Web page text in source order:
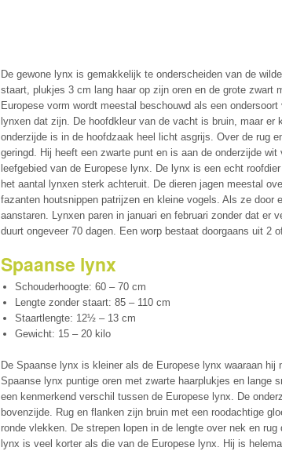
De gewone lynx is gemakkelijk te onderscheiden van de
staart, plukjes 3 cm lang haar op zijn oren en de grote zwart
Europese vorm wordt meestal beschouwd als een
lynxen dat zijn. De hoofdkleur van de vacht is bruin, maar er
onderzijde is in de hoofdzaak heel licht asgrijs. Over de rug
geringd. Hij heeft een zwarte punt en is aan de onderzijde
leefgebied van de Europese lynx. De lynx is een echt
het aantal lynxen sterk achteruit. De dieren jagen meestal
fazanten houtsnippen patrijzen en kleine vogels. Als ze door
aanstaren. Lynxen paren in januari en februari zonder dat er
duurt ongeveer 70 dagen. Een worp bestaat doorgaans uit 2
Spaanse lynx
Schouderhoogte: 60 – 70 cm
Lengte zonder staart: 85 – 110 cm
Staartlengte: 12½ – 13 cm
Gewicht: 15 – 20 kilo
De Spaanse lynx is kleiner als de Europese lynx waaraan
Spaanse lynx puntige oren met zwarte haarplukjes en lange
een kenmerkend verschil tussen de Europese lynx. De
bovenzijde. Rug en flanken zijn bruin met een roodachtige
ronde vlekken. De strepen lopen in de lengte over nek en
lynx is veel korter als die van de Europese lynx. Hij is